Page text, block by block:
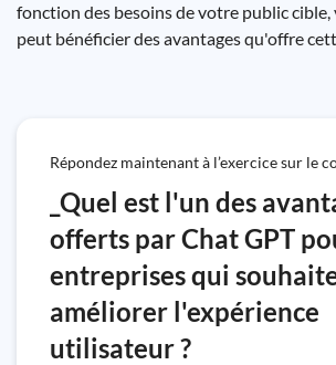
fonction des besoins de votre public
peut bénéficier des avantages qu'offre
Répondez maintenant à l’exercice sur le
_Quel est l'un des
offerts par Chat GPT
entreprises qui
améliorer l'expérience
utilisateur ?